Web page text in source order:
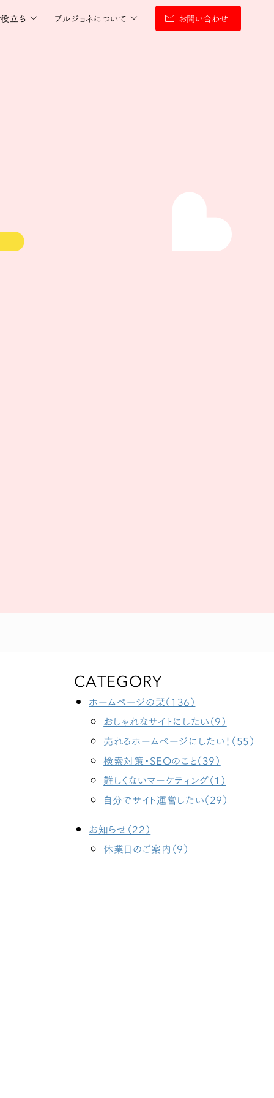
立ち ブルジョネについて お問い合わせ
CATEGORY
ホームページの栞（136）
おしゃれなサイトにしたい（9）
売れるホームページにしたい！（55）
検索対策・SEOのこと（39）
難しくないマーケティング（1）
自分でサイト運営したい（29）
お知らせ（22）
休業日のご案内（9）